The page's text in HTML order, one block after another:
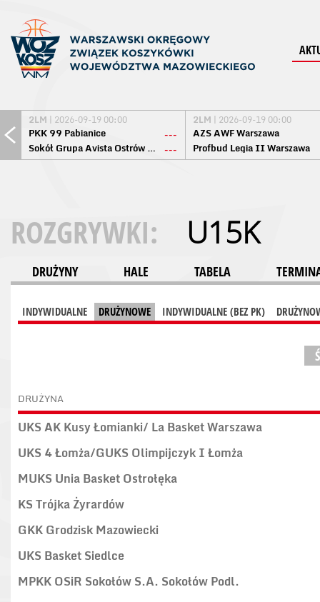
2LM | 2026-09-19 00:00
PKK 99 Pabianice
---
Sokół Grupa Avista Ostrów Maz. ---
2LM | 2026-09-19 00:00
AZS AWF Warszawa
Profbud Legia II Warszawa
ROZGRYWKI: U15K
DRUŻYNY HALE TABELA
INDYWIDUALNE DRUŻYNOWE INDYWIDUALNE (BEZ PK)
DRUŻYNA
UKS AK Kusy Łomianki/ La Basket Warszawa
UKS 4 Łomża/GUKS Olimpijczyk I Łomża
MUKS Unia Basket Ostrołęka
KS Trójka Żyrardów
GKK Grodzisk Mazowiecki
UKS Basket Siedlce
MPKK OSiR Sokołów S.A. Sokołów Podl.